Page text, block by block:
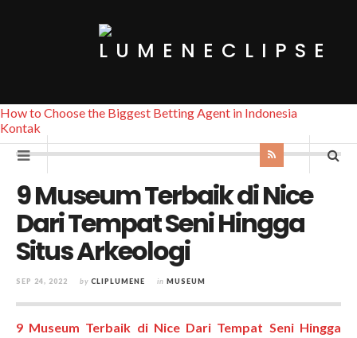
How to Choose the Biggest Betting Agent in Indonesia
Kontak
9 Museum Terbaik di Nice
Dari Tempat Seni Hingga
Situs Arkeologi
SEP 24, 2022 by CLIPLUMENE in MUSEUM
9 Museum Terbaik di Nice Dari Tempat Seni Hingga